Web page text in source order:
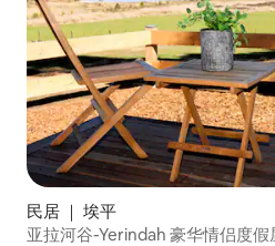
民居 ｜ 埃平
亚拉河谷-Yerindah 豪华情侣度假